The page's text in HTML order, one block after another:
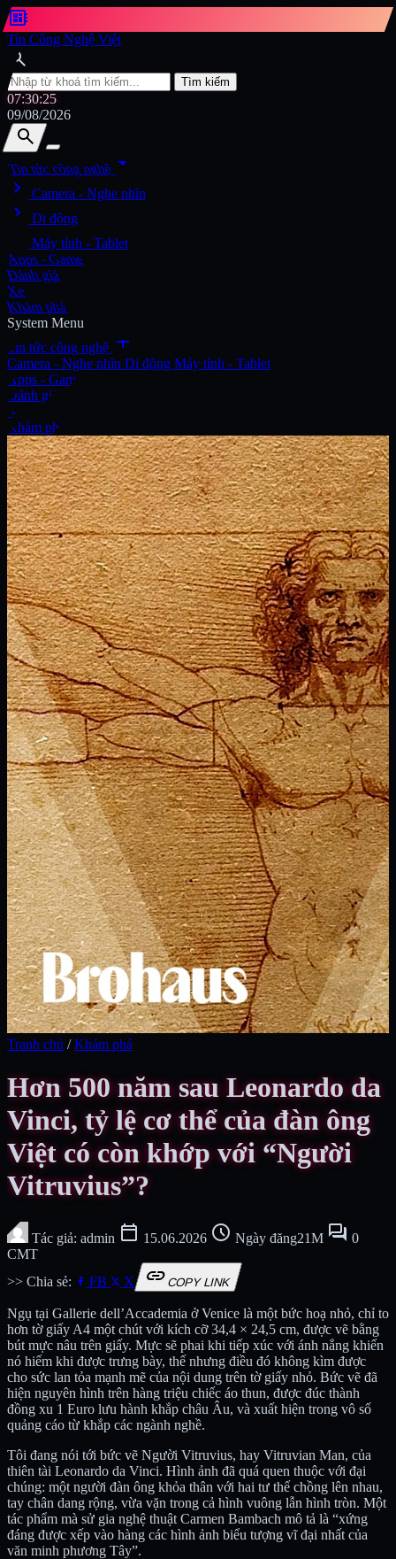
developer_board
Tin Công Nghệ Việt
search
Tìm kiếm
07:30:27
09/08/2026
search
search
Tin tức công nghệarrow_drop_down
chevron_right
Camera - Nghe nhìn
chevron_right Di động
Máy tính - Tablet
Apps - Game
Đánh giá
Xe
Khám phá
System Menu
Tin tức công nghệ add
Camera - Nghe nhìn Di động Máy tính - Tablet
Apps - Game
Đánh giá
Xe
Khám phá
Tranh chủ / Khám phá
Hơn 500 năm sau Leonardo da
Vinci, tỷ lệ cơ thể của đàn ông
Việt có còn khớp với “Người
Vitruvius”?
Tác giả: admin calendar_today 15.06.2026 schedule Ngày đăng21M forum 0
CMT
>> Chia sẻ:
FB X linkCOPY LINK
Ngụ tại Gallerie dell’Accademia ở Venice là một bức hoạ nhỏ, chỉ to
hơn tờ giấy A4 một chút với kích cỡ 34,4 × 24,5 cm, được vẽ bằng
bút mực nâu trên giấy. Mực sẽ phai khi tiếp xúc với ánh nắng khiến
nó hiếm khi được trưng bày, thế nhưng điều đó không kìm được
cho sức lan tỏa mạnh mẽ của nội dung trên tờ giấy nhỏ. Bức vẽ đã
hiện nguyên hình trên hàng triệu chiếc áo thun, được đúc thành
đồng xu 1 Euro lưu hành khắp châu Âu, và xuất hiện trong vô số
quảng cáo từ khắp các ngành nghề.
Tôi đang nói tới bức vẽ Người Vitruvius, hay Vitruvian Man, của
thiên tài Leonardo da Vinci. Hình ảnh đã quá quen thuộc với đại
chúng: một người đàn ông khỏa thân với hai tư thế chồng lên nhau,
tay chân dang rộng, vừa vặn trong cả hình vuông lẫn hình tròn. Một
tác phẩm mà sử gia nghệ thuật Carmen Bambach mô tả là “xứng
đáng được xếp vào hàng các hình ảnh biểu tượng vĩ đại nhất của
văn minh phương Tây”.